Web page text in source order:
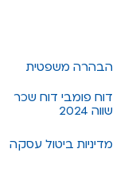
הבהרה משפטית
דוח פומבי דוח שכר
שווה 2024
מדיניות ביטול עסקה